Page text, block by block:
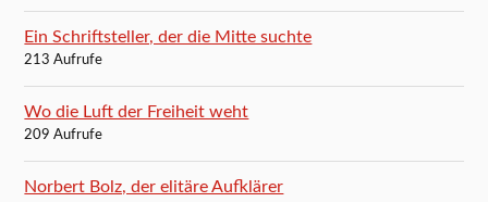
Ein Schriftsteller, der die Mitte suchte
213 Aufrufe
Wo die Luft der Freiheit weht
209 Aufrufe
Norbert Bolz, der elitäre Aufklärer